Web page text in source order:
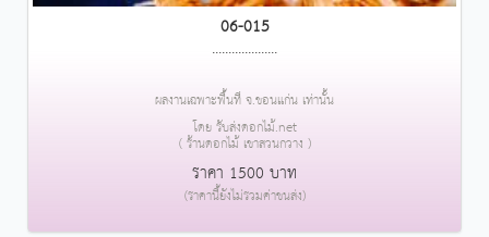
06-015
....................
ผลงานเฉพาะพื้นที่ จ.ขอนแก่น เท่านั้น
โดย รับส่งดอกไม้.net
( ร้านดอกไม้ เขาสวนกวาง )
ราคา 1500 บาท
(ราคานี้ยังไม่รวมค่าขนส่ง)